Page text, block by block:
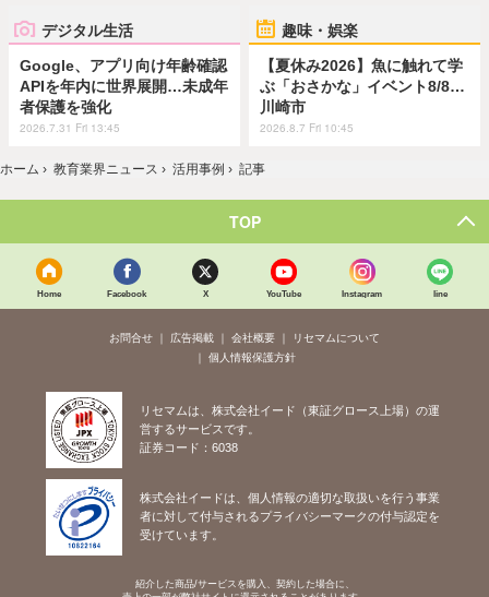
デジタル生活
Google、アプリ向け年齢確認
APIを年内に世界展開…未成年
者保護を強化
2026.7.31 Fri 13:45
趣味・娯楽
【夏休み2026】魚に触れて学
ぶ「おさかな」イベント8/8…
川崎市
2026.8.7 Fri 10:45
ホーム › 教育業界ニュース › 活用事例 › 記事
TOP
Home Facebook X YouTube Instagram line
お問合せ 広告掲載 会社概要
リセマムについて
個人情報保護方針
リセマムは、株式会社イード（東証グロース上場）の運
営するサービスです。
証券コード：6038
株式会社イードは、個人情報の適切な取扱いを行う事業
者に対して付与されるプライバシーマークの付与認定を
受けています。
紹介した商品/サービスを購入、契約した場合に、